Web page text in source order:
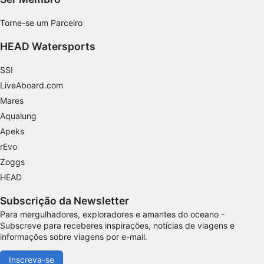
Torne-se um Parceiro
HEAD Watersports
SSI
LiveAboard.com
Mares
Aqualung
Apeks
rEvo
Zoggs
HEAD
Subscrição da Newsletter
Para mergulhadores, exploradores e amantes do oceano -
Subscreve para receberes inspirações, notícias de viagens e
informações sobre viagens por e-mail.
Inscreva-se
Identificar dispositivos com base nas
informações solicitadas ativamente
Finalidades de processamento não IAB:
Desempenho
Funcional